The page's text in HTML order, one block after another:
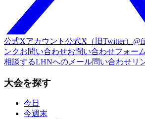
公式Xアカウント 公式X（旧Twitter）
ンクお問い合わせお問い合わせフォー
相談するLHNへのメール問い合わせリ
大会を探す
今日
今週末